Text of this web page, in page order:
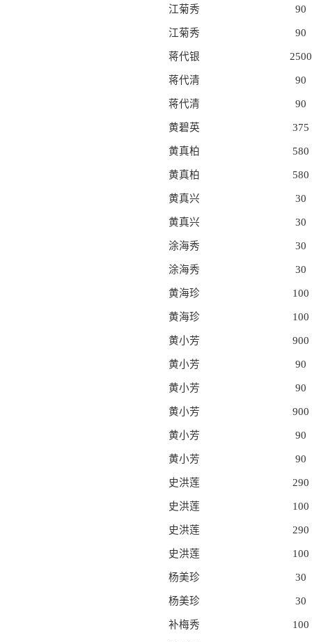
江菊秀 90
江菊秀 90
蒋代银 2500
蒋代清 90
蒋代清 90
黄碧英 375
黄真柏 580
黄真柏 580
黄真兴 30
黄真兴 30
涂海秀 30
涂海秀 30
黄海珍 100
黄海珍 100
黄小芳 900
黄小芳 90
黄小芳 90
黄小芳 900
黄小芳 90
黄小芳 90
史洪莲 290
史洪莲 100
史洪莲 290
史洪莲 100
杨美珍 30
杨美珍 30
补梅秀 100